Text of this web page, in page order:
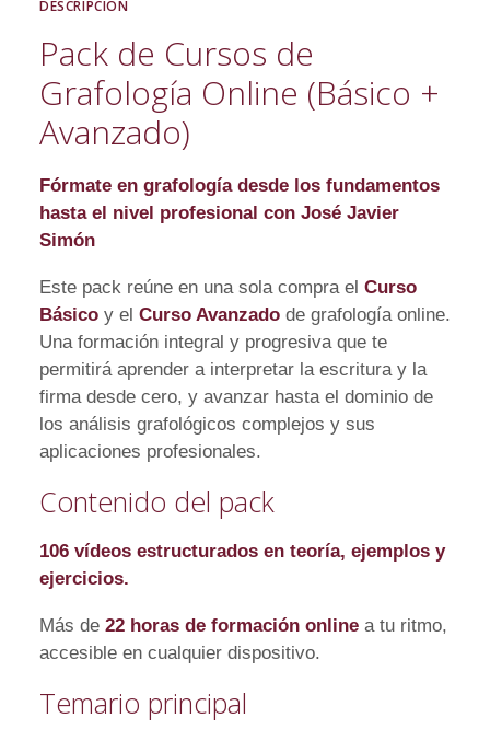
DESCRIPCIÓN
Pack de Cursos de
Grafología Online (Básico +
Avanzado)
Fórmate en grafología desde los fundamentos
hasta el nivel profesional con José Javier
Simón
Este pack reúne en una sola compra el Curso
Básico y el Curso Avanzado de grafología online.
Una formación integral y progresiva que te
permitirá aprender a interpretar la escritura y la
firma desde cero, y avanzar hasta el dominio de
los análisis grafológicos complejos y sus
aplicaciones profesionales.
Contenido del pack
106 vídeos estructurados en teoría, ejemplos y
ejercicios.
Más de 22 horas de formación online a tu ritmo,
accesible en cualquier dispositivo.
Temario principal